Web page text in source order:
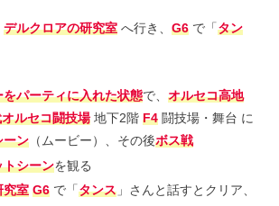
デルクロアの研究室 へ行き、 G6 で「タン
パーティに入れた状態で、 オルセコ高地
ルセコ闘技場地下2階 F4闘技場・舞台 に
ーン（ムービー）、その後ボス戦
トシーンを観る
究室 G6で「タンス」さんと話すとクリア、